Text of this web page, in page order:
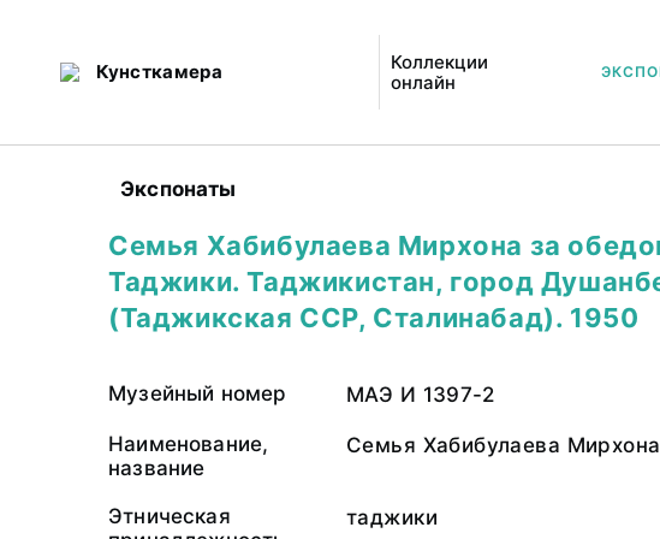
Кунсткамера
Коллекции
онлайн
Экспонаты
Семья Хабибулаева Мирхона за
Таджики. Таджикистан, город
(Таджикская ССР, Сталинабад). 1950
Музейный номер МАЭ И 1397-2
Наименование,
название
Семья Хабибулаева
Этническая
таджики